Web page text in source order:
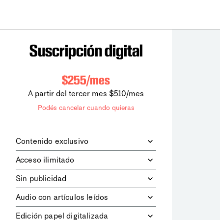
Suscripción digital
$255/mes
A partir del tercer mes $510/mes
Podés cancelar cuando quieras
Contenido exclusivo
digitales dela diaria
los contenidos de Le Monde
diplomatique.
Acceso ilimitado
contenidos.
Sin publicidad
publicitarios.
Audio con artículos leídos
Edición papel digitalizada